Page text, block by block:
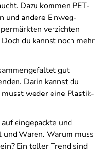
Dazu kommen PET-
und andere Einweg-
verzichten
du kannst noch mehr
gut
Darin kannst du
weder eine Plastik-
eingepackte und
Waren. Warum muss
Ein toller Trend sind